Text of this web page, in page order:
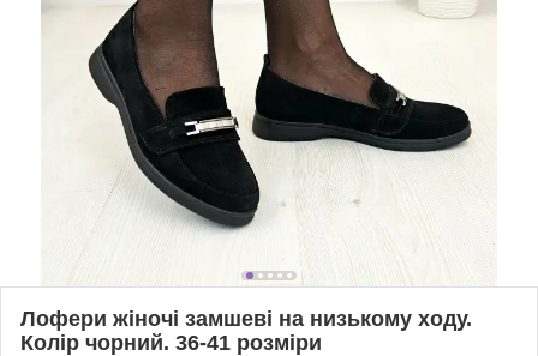
Лофери жіночі замшеві на низькому ходу.
Колір чорний. 36-41 розміри